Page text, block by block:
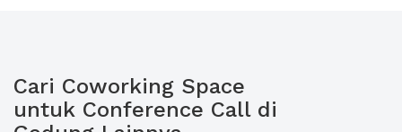
Cari Coworking Space
untuk Conference Call di